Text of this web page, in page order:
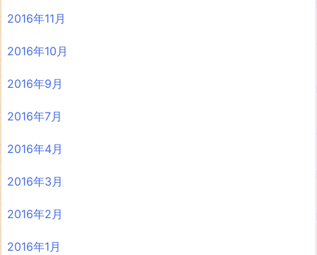
2016年11月
2016年10月
2016年9月
2016年7月
2016年4月
2016年3月
2016年2月
2016年1月